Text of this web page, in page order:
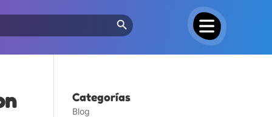
Search Button
Categorías
Blog